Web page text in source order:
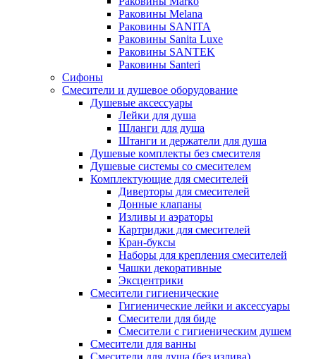
Раковины Melana
Раковины SANITA
Раковины Sanita Luxe
Раковины SANTEK
Раковины Santeri
Сифоны
Смесители и душевое оборудование
Душевые аксессуары
Лейки для душа
Шланги для душа
Штанги и держатели для душа
Душевые комплекты без смесителя
Душевые системы со смесителем
Комплектующие для смесителей
Диверторы для смесителей
Донные клапаны
Изливы и аэраторы
Картриджи для смесителей
Кран-буксы
Наборы для крепления смесителей
Чашки декоративные
Эксцентрики
Смесители гигиенические
Гигиенические лейки и аксессуары
Смесители для биде
Смесители с гигиеническим душем
Смесители для ванны